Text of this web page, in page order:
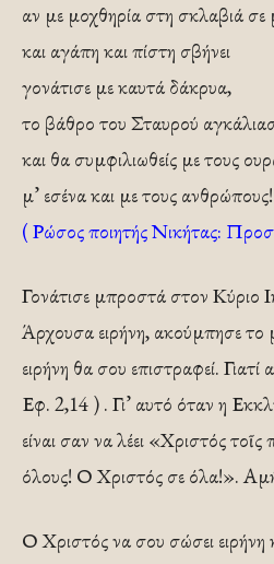
αν με μοχθηρία στη σκλαβιά σε
και αγάπη και πίστη σβήνει
γονάτισε με καυτά δάκρυα,
το βάθρο του Σταυρού
και θα συμφιλιωθείς με τους
μ’ εσένα και με τους ανθρώπους!
( Ρώσος ποιητής Νικήτας:
Γονάτισε μπροστά στον Κύριο
Άρχουσα ειρήνη, ακούμπησε το
ειρήνη θα σου επιστραφεί. Γιατί
Εφ. 2,14 ) . Γι’ αυτό όταν η
είναι σαν να λέει «Χριστός
όλους! Ο Χριστός σε όλα!».
Ο Χριστός να σου σώσει ειρήνη